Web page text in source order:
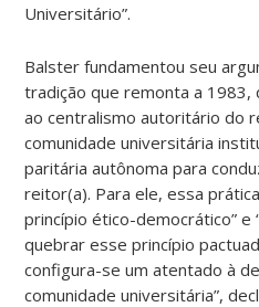
Universitário”.
Balster fundamentou seu
tradição que remonta a 1983,
ao centralismo autoritário do
comunidade universitária
paritária autônoma para
reitor(a). Para ele, essa
princípio ético-democrático” e
quebrar esse princípio
configura-se um atentado à
comunidade universitária”,